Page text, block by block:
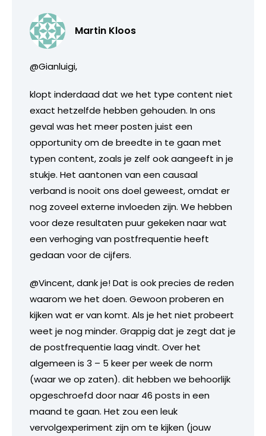
Martin Kloos
@Gianluigi,
klopt inderdaad dat we het type content niet
exact hetzelfde hebben gehouden. In ons
geval was het meer posten juist een
opportunity om de breedte in te gaan met
typen content, zoals je zelf ook aangeeft in je
stukje. Het aantonen van een causaal
verband is nooit ons doel geweest, omdat er
nog zoveel externe invloeden zijn. We hebben
voor deze resultaten puur gekeken naar wat
een verhoging van postfrequentie heeft
gedaan voor de cijfers.
@Vincent, dank je! Dat is ook precies de reden
waarom we het doen. Gewoon proberen en
kijken wat er van komt. Als je het niet probeert
weet je nog minder. Grappig dat je zegt dat je
de postfrequentie laag vindt. Over het
algemeen is 3 – 5 keer per week de norm
(waar we op zaten). dit hebben we behoorlijk
opgeschroefd door naar 46 posts in een
maand te gaan. Het zou een leuk
vervolgexperiment zijn om te kijken (jouw